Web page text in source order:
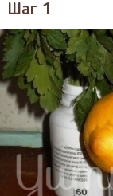
Шаг 1